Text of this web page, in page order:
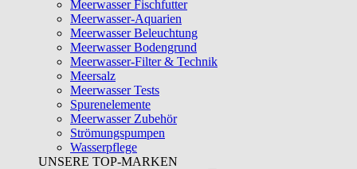
Meerwasser Fischfutter
Meerwasser-Aquarien
Meerwasser Beleuchtung
Meerwasser Bodengrund
Meerwasser-Filter & Technik
Meersalz
Meerwasser Tests
Spurenelemente
Meerwasser Zubehör
Strömungspumpen
Wasserpflege
UNSERE TOP-MARKEN